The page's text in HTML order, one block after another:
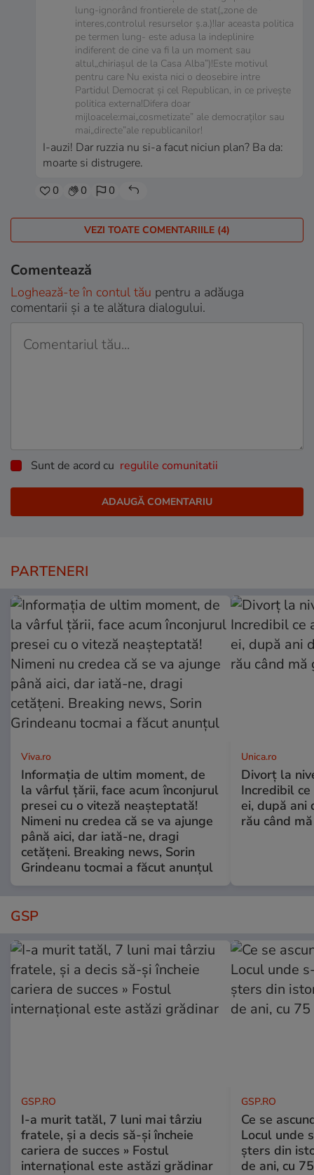
lung-ignorând frontierele de stat(„zone de
interes,controlul resurselor ș.a.)!Iar aceasta politica
pe termen lung- este adusa la indeplinire
indiferent de cine va fi la un moment sau
altul„chiriașul de la Casa Alba”)!Este motivul
pentru care Nu exista nici o deosebire intre
Partidul Democrat și cel Republican, in ce privește
politica externa!Difera doar
mijloacele:mai„cosmetizate” ale democraților sau
mai„directe”ale republicanilor!
I-auzi! Dar ruzzia nu si-a facut niciun plan? Ba da:
moarte si distrugere.
0 0 0
VEZI TOATE COMENTARIILE (4)
Comentează
Loghează-te în contul tău pentru a adăuga
comentarii și a te alătura dialogului.
Sunt de acord cu regulile comunitatii
PARTENERI
Viva.ro
Informația de ultim moment, de
la vârful țării, face acum înconjurul
presei cu o viteză neașteptată!
Nimeni nu credea că se va ajunge
până aici, dar iată-ne, dragi
cetățeni. Breaking news, Sorin
Grindeanu tocmai a făcut anunțul
Unica.ro
Divorț la
Incredibil
ei, după ani
rău când
GSP
GSP.RO
I-a murit tatăl, 7 luni mai târziu
fratele, și a decis să-și încheie
cariera de succes » Fostul
internațional este astăzi grădinar
GSP.RO
Ce se
Locul unde
șters din
de ani, cu